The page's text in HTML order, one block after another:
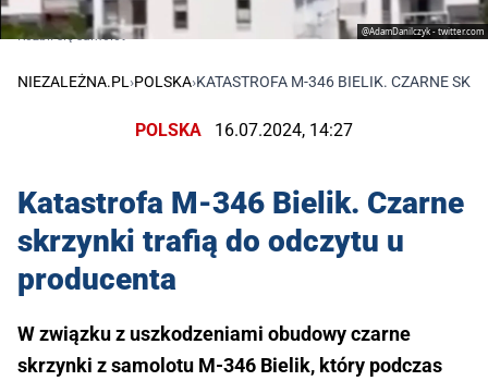
@AdamDanilczyk - twitter.com
Rozbił się samolot
NIEZALEŻNA.PL ›POLSKA›KATASTROFA M-346 BIELIK. CZARNE
POLSKA 16.07.2024, 14:27
Katastrofa M-346 Bielik. Czarne
skrzynki trafią do odczytu u
producenta
W związku z uszkodzeniami obudowy czarne
skrzynki z samolotu M-346 Bielik, który podczas